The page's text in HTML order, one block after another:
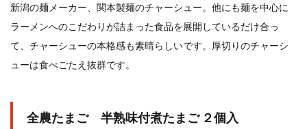
新潟の麺メーカー、関本製麺のチャーシュー。他にも麺を中心に
ラーメンへのこだわりが詰まった食品を展開しているだけ合っ
て、チャーシューの本格感も素晴らしいです。厚切りのチャーシ
ューは食べごたえ抜群です。
全農たまご 半熟味付煮たまご ２個入